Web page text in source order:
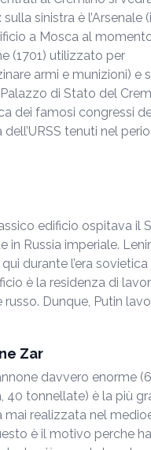
sinistra è l’Arsenale
a Mosca al
(1701) utilizzato per
armi e munizioni) e
di Stato del
dei famosi congressi
tenuti nel
edificio ospitava il
in Russia imperiale.
durante l’era
è la residenza di
russo. Dunque, Putin
Zar
davvero enorme
40 tonnellate) è la più
mai realizzata nel
è il motivo perche